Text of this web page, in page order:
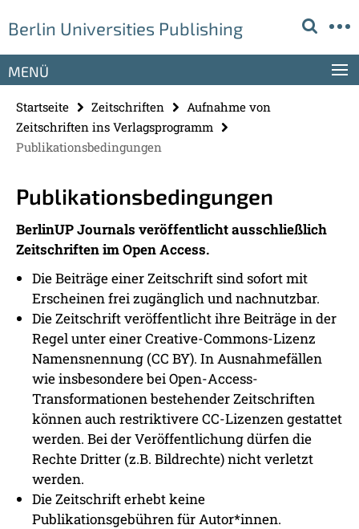
direkt
Inhalt
Berlin Universities Publishing
Service-
MENÜ
Startseite Zeitschriften
Aufnahme von
Zeitschriften ins Verlagsprogramm
Publikationsbedingungen
Publikationsbedingungen
BerlinUP Journals veröffentlicht ausschließlich
Zeitschriften im Open Access.
Die Beiträge einer Zeitschrift sind sofort mit
Erscheinen frei zugänglich und nachnutzbar.
Die Zeitschrift veröffentlicht ihre Beiträge in der
Regel unter einer Creative-Commons-Lizenz
Namensnennung (CC BY). In Ausnahmefällen
wie insbesondere bei Open-Access-
Transformationen bestehender Zeitschriften
können auch restriktivere CC-Lizenzen gestattet
werden. Bei der Veröffentlichung dürfen die
Rechte Dritter (z.B. Bildrechte) nicht verletzt
werden.
Die Zeitschrift erhebt keine
Publikationsgebühren für Autor*innen.